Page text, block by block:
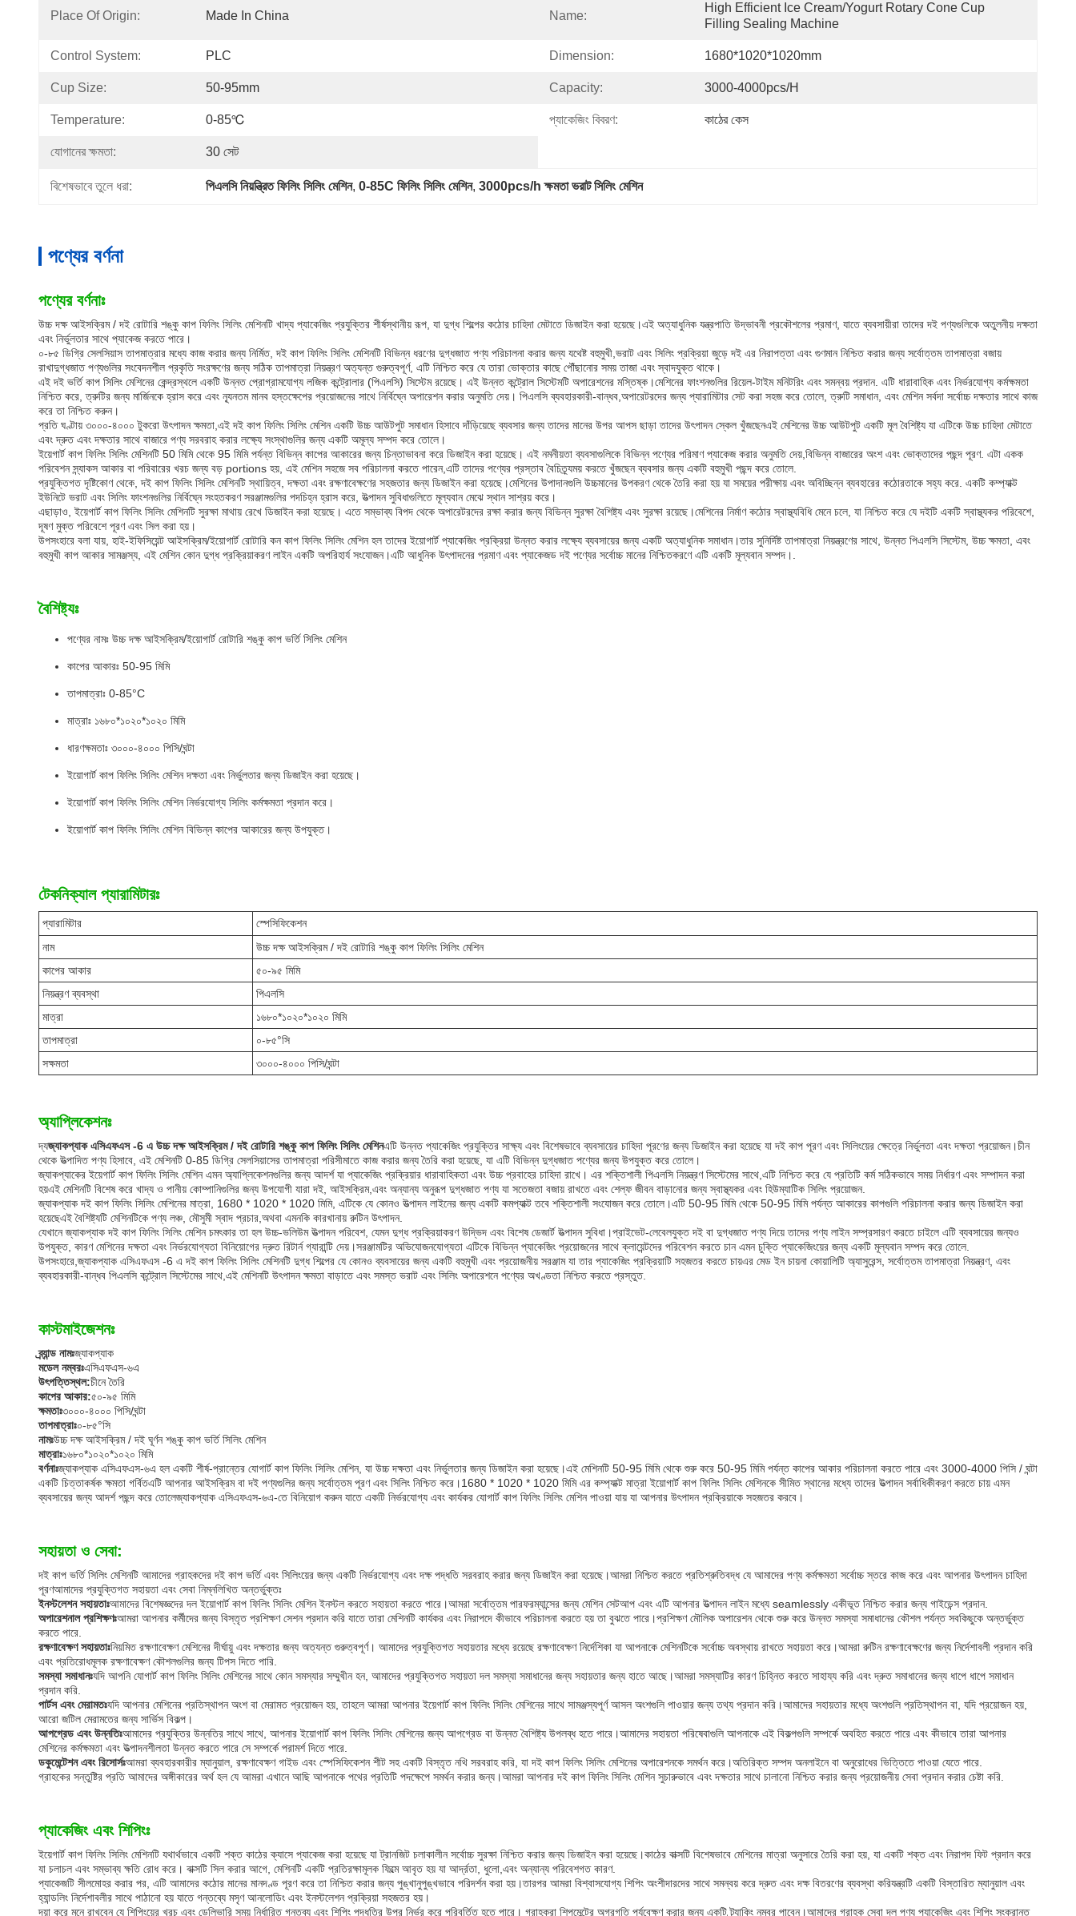
Place Of Origin: Made In China Name:
High Efficient Ice Cream/yogurt Rotary Cone Cup
Filling Sealing Machine
Control System: PLC Dimension: 1680*1020*1020mm
Cup Size: 50-95mm Capacity: 3000-4000pcs/h
Temperature: 0-85℃ প্যাকেজিং বিবরণ: কাঠের কেস
যোগানের ক্ষমতা: 30 সেট
বিশেষভাবে তুলে ধরা: পিএলসি নিয়ন্ত্রিত ফিলিং সিলিং মেশিন, 0-85C ফিলিং সিলিং মেশিন, 3000pcs/h ক্ষমতা ভরাট সিলিং মেশিন
পণ্যের বর্ণনা
পণ্যের বর্ণনাঃ
উচ্চ দক্ষ আইসক্রিম / দই রোটারি শঙ্কু কাপ ফিলিং সিলিং মেশিনটি খাদ্য প্যাকেজিং প্রযুক্তির শীর্ষস্থানীয় রূপ, যা দুগ্ধ শিল্পের কঠোর চাহিদা মেটাতে ডিজাইন করা হয়েছে।এই অত্যাধুনিক যন্ত্রপাতি উদ্ভাবনী প্রকৌশলের প্রমাণ, যাতে ব্যবসায়ীরা তাদের দই পণ্যগুলিকে অতুলনীয় দক্ষতা
এবং নির্ভুলতার সাথে প্যাকেজ করতে পারে।
০-৮৫ ডিগ্রি সেলসিয়াস তাপমাত্রার মধ্যে কাজ করার জন্য নির্মিত, দই কাপ ফিলিং সিলিং মেশিনটি বিভিন্ন ধরণের দুগ্ধজাত পণ্য পরিচালনা করার জন্য যথেষ্ট বহুমুখী,ভরাট এবং সিলিং প্রক্রিয়া জুড়ে দই এর নিরাপত্তা এবং গুণমান নিশ্চিত করার জন্য সর্বোত্তম তাপমাত্রা বজায়
রাখাদুগ্ধজাত পণ্যগুলির সংবেদনশীল প্রকৃতি সংরক্ষণের জন্য সঠিক তাপমাত্রা নিয়ন্ত্রণ অত্যন্ত গুরুত্বপূর্ণ, এটি নিশ্চিত করে যে তারা ভোক্তার কাছে পৌঁছানোর সময় তাজা এবং স্বাদযুক্ত থাকে।
এই দই ভর্তি কাপ সিলিং মেশিনের কেন্দ্রস্থলে একটি উন্নত প্রোগ্রামযোগ্য লজিক কন্ট্রোলার (পিএলসি) সিস্টেম রয়েছে। এই উন্নত কন্ট্রোল সিস্টেমটি অপারেশনের মস্তিষ্ক।মেশিনের ফাংশনগুলির রিয়েল-টাইম মনিটরিং এবং সমন্বয় প্রদান. এটি ধারাবাহিক এবং নির্ভরযোগ্য কর্মক্ষমতা
নিশ্চিত করে, ত্রুটির জন্য মার্জিনকে হ্রাস করে এবং ন্যূনতম মানব হস্তক্ষেপের প্রয়োজনের সাথে নির্বিঘ্নে অপারেশন করার অনুমতি দেয়। পিএলসি ব্যবহারকারী-বান্ধব,অপারেটরদের জন্য প্যারামিটার সেট করা সহজ করে তোলে, ত্রুটি সমাধান, এবং মেশিন সর্বদা সর্বোচ্চ দক্ষতার সাথে কাজ
করে তা নিশ্চিত করুন।
প্রতি ঘণ্টায় ৩০০০-৪০০০ টুকরো উৎপাদন ক্ষমতা,এই দই কাপ ফিলিং সিলিং মেশিন একটি উচ্চ আউটপুট সমাধান হিসাবে দাঁড়িয়েছে ব্যবসার জন্য তাদের মানের উপর আপস ছাড়া তাদের উৎপাদন স্কেল খুঁজছেনএই মেশিনের উচ্চ আউটপুট একটি মূল বৈশিষ্ট্য যা এটিকে উচ্চ চাহিদা মেটাতে
এবং দ্রুত এবং দক্ষতার সাথে বাজারে পণ্য সরবরাহ করার লক্ষ্যে সংস্থাগুলির জন্য একটি অমূল্য সম্পদ করে তোলে।
ইয়েগার্ট কাপ ফিলিং সিলিং মেশিনটি 50 মিমি থেকে 95 মিমি পর্যন্ত বিভিন্ন কাপের আকারের জন্য চিন্তাভাবনা করে ডিজাইন করা হয়েছে। এই নমনীয়তা ব্যবসাগুলিকে বিভিন্ন পণ্যের পরিমাণ প্যাকেজ করার অনুমতি দেয়,বিভিন্ন বাজারের অংশ এবং ভোক্তাদের পছন্দ পূরণ. এটা একক
পরিবেশন স্ন্যাকস আকার বা পরিবারের খরচ জন্য বড় portions হয়, এই মেশিন সহজে সব পরিচালনা করতে পারেন,এটি তাদের পণ্যের প্রস্তাব বৈচিত্র্যময় করতে খুঁজছেন ব্যবসার জন্য একটি বহুমুখী পছন্দ করে তোলে.
প্রযুক্তিগত দৃষ্টিকোণ থেকে, দই কাপ ফিলিং সিলিং মেশিনটি স্থায়িত্ব, দক্ষতা এবং রক্ষণাবেক্ষণের সহজতার জন্য ডিজাইন করা হয়েছে।মেশিনের উপাদানগুলি উচ্চমানের উপকরণ থেকে তৈরি করা হয় যা সময়ের পরীক্ষায় এবং অবিচ্ছিন্ন ব্যবহারের কঠোরতাকে সহ্য করে. একটি কম্প্যাক্ট
ইউনিটে ভরাট এবং সিলিং ফাংশনগুলির নির্বিঘ্নে সংহতকরণ সরঞ্জামগুলির পদচিহ্ন হ্রাস করে, উত্পাদন সুবিধাগুলিতে মূল্যবান মেঝে স্থান সাশ্রয় করে।
এছাড়াও, ইয়েগার্ট কাপ ফিলিং সিলিং মেশিনটি সুরক্ষা মাথায় রেখে ডিজাইন করা হয়েছে। এতে সম্ভাব্য বিপদ থেকে অপারেটরদের রক্ষা করার জন্য বিভিন্ন সুরক্ষা বৈশিষ্ট্য এবং সুরক্ষা রয়েছে।মেশিনের নির্মাণ কঠোর স্বাস্থ্যবিধি মেনে চলে, যা নিশ্চিত করে যে দইটি একটি স্বাস্থ্যকর পরিবেশে,
দূষণ মুক্ত পরিবেশে পূরণ এবং সিল করা হয়।
উপসংহারে বলা যায়, হাই-ইফিসিয়েন্ট আইসক্রিম/ইয়োগার্ট রোটারি কন কাপ ফিলিং সিলিং মেশিন হল তাদের ইয়োগার্ট প্যাকেজিং প্রক্রিয়া উন্নত করার লক্ষ্যে ব্যবসায়ের জন্য একটি অত্যাধুনিক সমাধান।তার সুনির্দিষ্ট তাপমাত্রা নিয়ন্ত্রণের সাথে, উন্নত পিএলসি সিস্টেম, উচ্চ ক্ষমতা, এবং
বহুমুখী কাপ আকার সামঞ্জস্য, এই মেশিন কোন দুগ্ধ প্রক্রিয়াকরণ লাইন একটি অপরিহার্য সংযোজন।এটি আধুনিক উৎপাদনের প্রমাণ এবং প্যাকেজড দই পণ্যের সর্বোচ্চ মানের নিশ্চিতকরণে এটি একটি মূল্যবান সম্পদ।.
বৈশিষ্ট্যঃ
পণ্যের নামঃ উচ্চ দক্ষ আইসক্রিম/ইয়োগার্ট রোটারি শঙ্কু কাপ ভর্তি সিলিং মেশিন
কাপের আকারঃ 50-95 মিমি
তাপমাত্রাঃ 0-85°C
মাত্রাঃ ১৬৮০*১০২০*১০২০ মিমি
ধারণক্ষমতাঃ ৩০০০-৪০০০ পিসি/ঘন্টা
ইয়োগার্ট কাপ ফিলিং সিলিং মেশিন দক্ষতা এবং নির্ভুলতার জন্য ডিজাইন করা হয়েছে।
ইয়োগার্ট কাপ ফিলিং সিলিং মেশিন নির্ভরযোগ্য সিলিং কর্মক্ষমতা প্রদান করে।
ইয়োগার্ট কাপ ফিলিং সিলিং মেশিন বিভিন্ন কাপের আকারের জন্য উপযুক্ত।
টেকনিক্যাল প্যারামিটারঃ
প্যারামিটার
স্পেসিফিকেশন
নাম
উচ্চ দক্ষ আইসক্রিম / দই রোটারি শঙ্কু কাপ ফিলিং সিলিং মেশিন
কাপের আকার
৫০-৯৫ মিমি
নিয়ন্ত্রণ ব্যবস্থা
পিএলসি
মাত্রা
১৬৮০*১০২০*১০২০ মিমি
তাপমাত্রা
০-৮৫°সি
সক্ষমতা
৩০০০-৪০০০ পিসি/ঘন্টা
অ্যাপ্লিকেশনঃ
দ্যজ্যাকপ্যাক এসিএফএস -6 এ উচ্চ দক্ষ আইসক্রিম / দই রোটারি শঙ্কু কাপ ফিলিং সিলিং মেশিনএটি উন্নত প্যাকেজিং প্রযুক্তির সাক্ষ্য এবং বিশেষভাবে ব্যবসায়ের চাহিদা পূরণের জন্য ডিজাইন করা হয়েছে যা দই কাপ পূরণ এবং সিলিংয়ের ক্ষেত্রে নির্ভুলতা এবং দক্ষতা প্রয়োজন।চীন
থেকে উত্পাদিত পণ্য হিসাবে, এই মেশিনটি 0-85 ডিগ্রি সেলসিয়াসের তাপমাত্রা পরিসীমাতে কাজ করার জন্য তৈরি করা হয়েছে, যা এটি বিভিন্ন দুগ্ধজাত পণ্যের জন্য উপযুক্ত করে তোলে।
জ্যাকপ্যাকের ইয়েগার্ট কাপ ফিলিং সিলিং মেশিন এমন অ্যাপ্লিকেশনগুলির জন্য আদর্শ যা প্যাকেজিং প্রক্রিয়ার ধারাবাহিকতা এবং উচ্চ প্রবাহের চাহিদা রাখে। এর শক্তিশালী পিএলসি নিয়ন্ত্রণ সিস্টেমের সাথে,এটি নিশ্চিত করে যে প্রতিটি কর্ম সঠিকভাবে সময় নির্ধারণ এবং সম্পাদন করা
হয়এই মেশিনটি বিশেষ করে খাদ্য ও পানীয় কোম্পানিগুলির জন্য উপযোগী যারা দই, আইসক্রিম,এবং অন্যান্য অনুরূপ দুগ্ধজাত পণ্য যা সতেজতা বজায় রাখতে এবং শেল্ফ জীবন বাড়ানোর জন্য স্বাস্থ্যকর এবং হিউম্যাটিক সিলিং প্রয়োজন.
জ্যাকপ্যাক দই কাপ ফিলিং সিলিং মেশিনের মাত্রা, 1680 * 1020 * 1020 মিমি, এটিকে যে কোনও উত্পাদন লাইনের জন্য একটি কমপ্যাক্ট তবে শক্তিশালী সংযোজন করে তোলে।এটি 50-95 মিমি থেকে 50-95 মিমি পর্যন্ত আকারের কাপগুলি পরিচালনা করার জন্য ডিজাইন করা
হয়েছেএই বৈশিষ্ট্যটি মেশিনটিকে পণ্য লঞ্চ, মৌসুমী স্বাদ প্রচার,অথবা এমনকি কারখানায় রুটিন উৎপাদন.
যেখানে জ্যাকপ্যাক দই কাপ ফিলিং সিলিং মেশিন চমৎকার তা হল উচ্চ-ভলিউম উত্পাদন পরিবেশ, যেমন দুগ্ধ প্রক্রিয়াকরণ উদ্ভিদ এবং বিশেষ ডেজার্ট উত্পাদন সুবিধা।প্রাইভেট-লেবেলযুক্ত দই বা দুগ্ধজাত পণ্য দিয়ে তাদের পণ্য লাইন সম্প্রসারণ করতে চাইলে এটি ব্যবসায়ের জন্যও
উপযুক্ত, কারণ মেশিনের দক্ষতা এবং নির্ভরযোগ্যতা বিনিয়োগের দ্রুত রিটার্ন গ্যারান্টি দেয়।সরঞ্জামটির অভিযোজনযোগ্যতা এটিকে বিভিন্ন প্যাকেজিং প্রয়োজনের সাথে ক্লায়েন্টদের পরিবেশন করতে চান এমন চুক্তি প্যাকেজিংয়ের জন্য একটি মূল্যবান সম্পদ করে তোলে.
উপসংহারে,জ্যাকপ্যাক এসিএফএস -6 এ দই কাপ ফিলিং সিলিং মেশিনটি দুগ্ধ শিল্পের যে কোনও ব্যবসায়ের জন্য একটি বহুমুখী এবং প্রয়োজনীয় সরঞ্জাম যা তার প্যাকেজিং প্রক্রিয়াটি সহজতর করতে চায়এর মেড ইন চায়না কোয়ালিটি অ্যাসুরেন্স, সর্বোত্তম তাপমাত্রা নিয়ন্ত্রণ, এবং
ব্যবহারকারী-বান্ধব পিএলসি কন্ট্রোল সিস্টেমের সাথে,এই মেশিনটি উৎপাদন ক্ষমতা বাড়াতে এবং সমস্ত ভরাট এবং সিলিং অপারেশনে পণ্যের অখণ্ডতা নিশ্চিত করতে প্রস্তুত.
কাস্টমাইজেশনঃ
ব্র্যান্ড নামঃজ্যাকপ্যাক
মডেল নম্বরঃএসিএফএস-৬এ
উৎপত্তিস্থল:চীনে তৈরি
কাপের আকার:৫০-৯৫ মিমি
ক্ষমতাঃ৩০০০-৪০০০ পিসি/ঘন্টা
তাপমাত্রাঃ০-৮৫°সি
নামঃউচ্চ দক্ষ আইসক্রিম / দই ঘূর্ণন শঙ্কু কাপ ভর্তি সিলিং মেশিন
মাত্রাঃ১৬৮০*১০২০*১০২০ মিমি
বর্ণনাঃজ্যাকপ্যাক এসিএফএস-৬এ হল একটি শীর্ষ-প্রান্তের যোগার্ট কাপ ফিলিং সিলিং মেশিন, যা উচ্চ দক্ষতা এবং নির্ভুলতার জন্য ডিজাইন করা হয়েছে।এই মেশিনটি 50-95 মিমি থেকে শুরু করে 50-95 মিমি পর্যন্ত কাপের আকার পরিচালনা করতে পারে এবং 3000-4000 পিসি / ঘন্টা
একটি চিত্তাকর্ষক ক্ষমতা গর্বিতএটি আপনার আইসক্রিম বা দই পণ্যগুলির জন্য সর্বোত্তম পূরণ এবং সিলিং নিশ্চিত করে।1680 * 1020 * 1020 মিমি এর কম্প্যাক্ট মাত্রা ইয়োগার্ট কাপ ফিলিং সিলিং মেশিনকে সীমিত স্থানের মধ্যে তাদের উত্পাদন সর্বাধিকীকরণ করতে চায় এমন
ব্যবসায়ের জন্য আদর্শ পছন্দ করে তোলেজ্যাকপ্যাক এসিএফএস-৬এ-তে বিনিয়োগ করুন যাতে একটি নির্ভরযোগ্য এবং কার্যকর যোগার্ট কাপ ফিলিং সিলিং মেশিন পাওয়া যায় যা আপনার উৎপাদন প্রক্রিয়াকে সহজতর করবে।
সহায়তা ও সেবা:
দই কাপ ভর্তি সিলিং মেশিনটি আমাদের গ্রাহকদের দই কাপ ভর্তি এবং সিলিংয়ের জন্য একটি নির্ভরযোগ্য এবং দক্ষ পদ্ধতি সরবরাহ করার জন্য ডিজাইন করা হয়েছে।আমরা নিশ্চিত করতে প্রতিশ্রুতিবদ্ধ যে আমাদের পণ্য কর্মক্ষমতা সর্বোচ্চ স্তরে কাজ করে এবং আপনার উৎপাদন চাহিদা
পূরণআমাদের প্রযুক্তিগত সহায়তা এবং সেবা নিম্নলিখিত অন্তর্ভুক্তঃ
ইনস্টলেশন সহায়তাঃআমাদের বিশেষজ্ঞদের দল ইয়োগার্ট কাপ ফিলিং সিলিং মেশিন ইনস্টল করতে সহায়তা করতে পারে।আমরা সর্বোত্তম পারফরম্যান্সের জন্য মেশিন সেটআপ এবং এটি আপনার উত্পাদন লাইন মধ্যে seamlessly একীভূত নিশ্চিত করার জন্য গাইডেন্স প্রদান.
অপারেশনাল প্রশিক্ষণঃআমরা আপনার কর্মীদের জন্য বিস্তৃত প্রশিক্ষণ সেশন প্রদান করি যাতে তারা মেশিনটি কার্যকর এবং নিরাপদে কীভাবে পরিচালনা করতে হয় তা বুঝতে পারে।প্রশিক্ষণ মৌলিক অপারেশন থেকে শুরু করে উন্নত সমস্যা সমাধানের কৌশল পর্যন্ত সবকিছুকে অন্তর্ভুক্ত
করতে পারে.
রক্ষণাবেক্ষণ সহায়তাঃনিয়মিত রক্ষণাবেক্ষণ মেশিনের দীর্ঘায়ু এবং দক্ষতার জন্য অত্যন্ত গুরুত্বপূর্ণ। আমাদের প্রযুক্তিগত সহায়তার মধ্যে রয়েছে রক্ষণাবেক্ষণ নির্দেশিকা যা আপনাকে মেশিনটিকে সর্বোচ্চ অবস্থায় রাখতে সহায়তা করে।আমরা রুটিন রক্ষণাবেক্ষণের জন্য নির্দেশাবলী প্রদান করি
এবং প্রতিরোধমূলক রক্ষণাবেক্ষণ কৌশলগুলির জন্য টিপস দিতে পারি.
সমস্যা সমাধানঃযদি আপনি যোগার্ট কাপ ফিলিং সিলিং মেশিনের সাথে কোন সমস্যার সম্মুখীন হন, আমাদের প্রযুক্তিগত সহায়তা দল সমস্যা সমাধানের জন্য সহায়তার জন্য হাতে আছে।আমরা সমস্যাটির কারণ চিহ্নিত করতে সাহায্য করি এবং দ্রুত সমাধানের জন্য ধাপে ধাপে সমাধান
প্রদান করি.
পার্টস এবং মেরামতঃযদি আপনার মেশিনের প্রতিস্থাপন অংশ বা মেরামত প্রয়োজন হয়, তাহলে আমরা আপনার ইয়েগার্ট কাপ ফিলিং সিলিং মেশিনের সাথে সামঞ্জস্যপূর্ণ আসল অংশগুলি পাওয়ার জন্য তথ্য প্রদান করি।আমাদের সহায়তার মধ্যে অংশগুলি প্রতিস্থাপন বা, যদি প্রয়োজন হয়,
আরো জটিল মেরামতের জন্য সার্ভিস বিকল্প।
আপগ্রেড এবং উন্নতিঃআমাদের প্রযুক্তির উন্নতির সাথে সাথে, আপনার ইয়োগার্ট কাপ ফিলিং সিলিং মেশিনের জন্য আপগ্রেড বা উন্নত বৈশিষ্ট্য উপলব্ধ হতে পারে।আমাদের সহায়তা পরিষেবাগুলি আপনাকে এই বিকল্পগুলি সম্পর্কে অবহিত করতে পারে এবং কীভাবে তারা আপনার
মেশিনের কর্মক্ষমতা এবং উত্পাদনশীলতা উন্নত করতে পারে সে সম্পর্কে পরামর্শ দিতে পারে.
ডকুমেন্টেশন এবং রিসোর্সঃআমরা ব্যবহারকারীর ম্যানুয়াল, রক্ষণাবেক্ষণ গাইড এবং স্পেসিফিকেশন শীট সহ একটি বিস্তৃত নথি সরবরাহ করি, যা দই কাপ ফিলিং সিলিং মেশিনের অপারেশনকে সমর্থন করে।অতিরিক্ত সম্পদ অনলাইনে বা অনুরোধের ভিত্তিতে পাওয়া যেতে পারে.
গ্রাহকের সন্তুষ্টির প্রতি আমাদের অঙ্গীকারের অর্থ হল যে আমরা এখানে আছি আপনাকে পথের প্রতিটি পদক্ষেপে সমর্থন করার জন্য।আমরা আপনার দই কাপ ফিলিং সিলিং মেশিন সুচারুভাবে এবং দক্ষতার সাথে চালানো নিশ্চিত করার জন্য প্রয়োজনীয় সেবা প্রদান করার চেষ্টা করি.
প্যাকেজিং এবং শিপিংঃ
ইয়েগার্ট কাপ ফিলিং সিলিং মেশিনটি যথার্থভাবে একটি শক্ত কাঠের ক্যাসে প্যাকেজ করা হয়েছে যা ট্রানজিট চলাকালীন সর্বোচ্চ সুরক্ষা নিশ্চিত করার জন্য ডিজাইন করা হয়েছে।কাঠের বাক্সটি বিশেষভাবে মেশিনের মাত্রা অনুসারে তৈরি করা হয়, যা একটি শক্ত এবং নিরাপদ ফিট প্রদান করে
যা চলাচল এবং সম্ভাব্য ক্ষতি রোধ করে। বাক্সটি সিল করার আগে, মেশিনটি একটি প্রতিরক্ষামূলক ফিল্মে আবৃত হয় যা আর্দ্রতা, ধুলো,এবং অন্যান্য পরিবেশগত কারণ.
প্যাকেজটি সীলমোহর করার পর, এটি আমাদের কঠোর মানের মানদণ্ড পূরণ করে তা নিশ্চিত করার জন্য পুঙ্খানুপুঙ্খভাবে পরিদর্শন করা হয়।তারপর আমরা বিশ্বাসযোগ্য শিপিং অংশীদারদের সাথে সমন্বয় করে দ্রুত এবং দক্ষ বিতরণের ব্যবস্থা করিযন্ত্রটি একটি বিস্তারিত ম্যানুয়াল এবং
হ্যান্ডলিং নির্দেশাবলীর সাথে পাঠানো হয় যাতে গন্তব্যে মসৃণ আনলোডিং এবং ইনস্টলেশন প্রক্রিয়া সহজতর হয়।
দয়া করে মনে রাখবেন যে শিপিংয়ের খরচ এবং ডেলিভারি সময় নির্ধারিত গন্তব্য এবং শিপিং পদ্ধতির উপর নির্ভর করে পরিবর্তিত হতে পারে। গ্রাহকরা শিপমেন্টের অগ্রগতি পর্যবেক্ষণ করার জন্য একটি ট্র্যাকিং নম্বর পাবেন।আমাদের গ্রাহক সেবা দল পণ্য প্যাকেজিং এবং শিপিং সংক্রান্ত